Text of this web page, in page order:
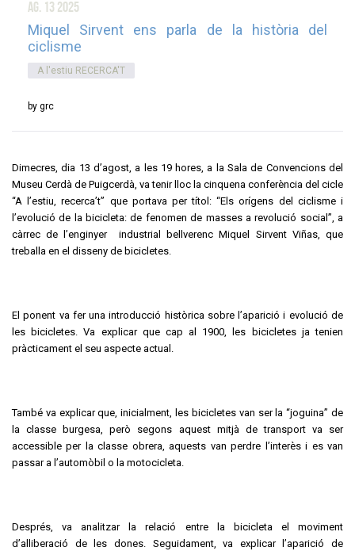
ag. 13 2025
Miquel Sirvent ens parla de la història del
ciclisme
A l'estiu RECERCA'T
by grc
Dimecres, dia 13 d’agost, a les 19 hores, a la Sala de Convencions del
Museu Cerdà de Puigcerdà, va tenir lloc la cinquena conferència del cicle
“A l’estiu, recerca’t” que portava per títol: “Els orígens del ciclisme i
l’evolució de la bicicleta: de fenomen de masses a revolució social”, a
càrrec de l’enginyer industrial bellverenc Miquel Sirvent Viñas, que
treballa en el disseny de bicicletes.
El ponent va fer una introducció històrica sobre l’aparició i evolució de
les bicicletes. Va explicar que cap al 1900, les bicicletes ja tenien
pràcticament el seu aspecte actual.
També va explicar que, inicialment, les bicicletes van ser la “joguina” de
la classe burgesa, però segons aquest mitjà de transport va ser
accessible per la classe obrera, aquests van perdre l’interès i es van
passar a l’automòbil o la motocicleta.
Després, va analitzar la relació entre la bicicleta el moviment
d’alliberació de les dones. Seguidament, va explicar l’aparició de